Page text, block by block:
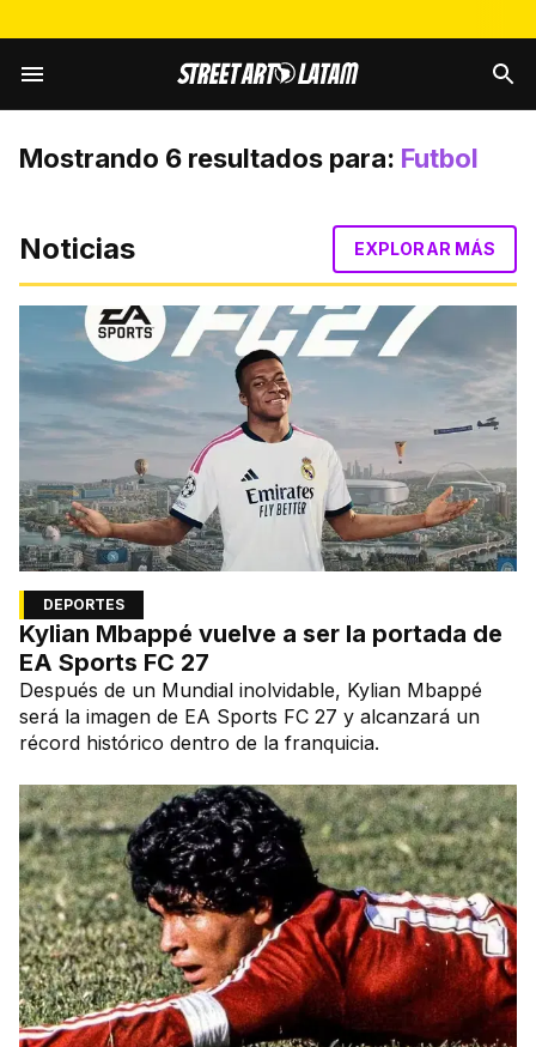
Mostrando 6 resultados para: Futbol
Noticias EXPLORAR MÁS
DEPORTES
Kylian Mbappé vuelve a ser la portada de
EA Sports FC 27
Después de un Mundial inolvidable, Kylian Mbappé
será la imagen de EA Sports FC 27 y alcanzará un
récord histórico dentro de la franquicia.